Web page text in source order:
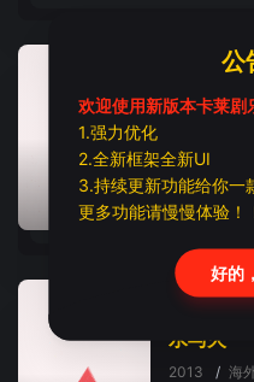
HD中字
你是我的
厄兹詹.代尼
播放
水与火
2013 / 海
公
欢迎使用新版本卡莱剧
1.强力优化
2.全新框架全新UI
3.持续更新功能给你一
更多功能请慢慢体验！
好的